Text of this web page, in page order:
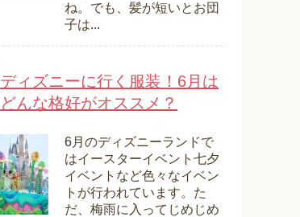
ね。でも、髪が短いとお団
子は...
ディズニーに行く服装！6月は
どんな格好がオススメ？
6月のディズニーランドで
はイースターイベント七夕
イベントなど色々なイベン
トが行われています。た
だ、梅雨に入ってじめじめ